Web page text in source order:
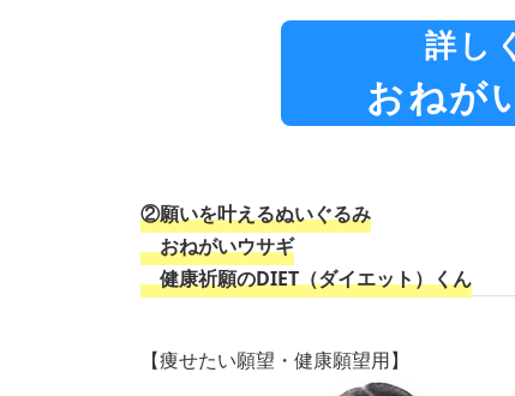
詳し
おねが
②願いを叶えるぬいぐるみ
おねがいウサギ
健康祈願のDIET（ダイエット）くん
【痩せたい願望・健康願望用】